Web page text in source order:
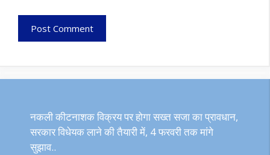
नकली कीटनाशक विक्रय पर होगा सख्त सजा का प्रावधान,
सरकार विधेयक लाने की तैयारी में, 4 फरवरी तक मांगे
सुझाव..